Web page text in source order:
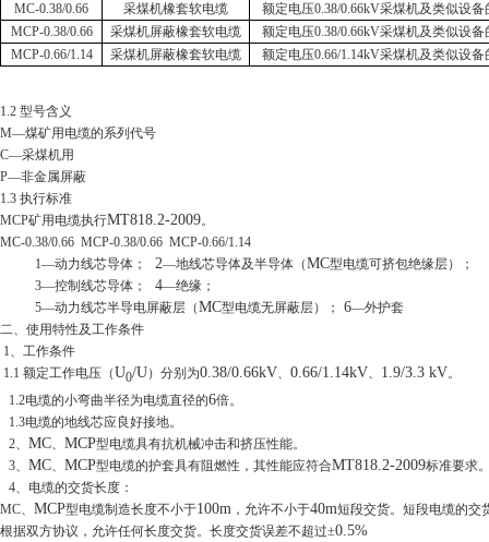
MC-0.38/0.66
采煤机橡套软电缆 额定电压0.38/0.66kV采煤机及类似设备
MCP-0.38/0.66
采煤机屏蔽橡套软电缆 额定电压0.38/0.66kV采煤机及类似设备
MCP-0.66/1.14
采煤机屏蔽橡套软电缆 额定电压0.66/1.14kV采煤机及类似设备
1.2 型号含义
M—煤矿用电缆的系列代号
C—采煤机用
P—非金属屏蔽
1.3 执行标准
MCP矿用电缆执行MT818.2-2009。
MC-0.38/0.66 MCP-0.38/0.66 MCP-0.66/1.14
1—动力线芯导体； 2—地线芯导体及半导体（MC型电缆可挤包绝缘层）；
3—控制线芯导体； 4—绝缘；
5—动力线芯半导电屏蔽层（MC型电缆无屏蔽层）； 6—外护套
二、使用特性及工作条件
1、工作条件
1.1 额定工作电压（U0/U）分别为0.38/0.66kV、 0.66/1.14kV、 1.9/3.3 kV。
1.2电缆的小弯曲半径为电缆直径的6倍。
1.3电缆的地线芯应良好接地。
2
MC MCP型电缆具有抗机械冲击和挤压性能。
3
MC MCP型电缆的护套具有阻燃性，其性能应符合MT818.2-2009标准要求
4 、电缆的交货长度：
MC
MCP型电缆制造长度不小于100m ，允许不小于40m短段交货。短段电缆的交
根据双方协议，允许任何长度交货。长度交货误差不超过±0.5%